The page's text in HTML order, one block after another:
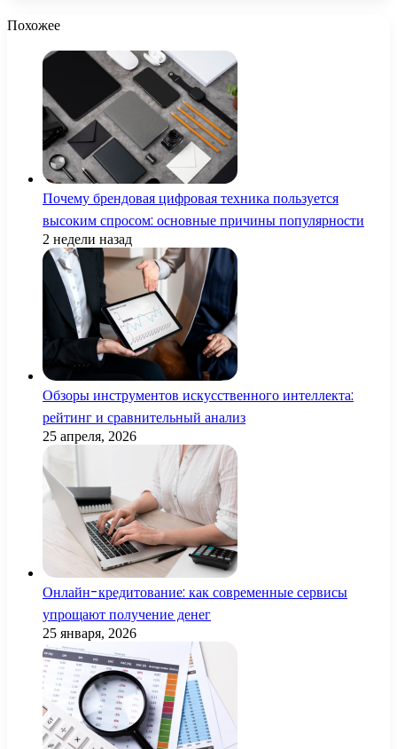
Похожее
Почему брендовая цифровая техника пользуется
высоким спросом: основные причины популярности
2 недели назад
Обзоры инструментов искусственного интеллекта:
рейтинг и сравнительный анализ
25 апреля, 2026
Онлайн-кредитование: как современные сервисы
упрощают получение денег
25 января, 2026